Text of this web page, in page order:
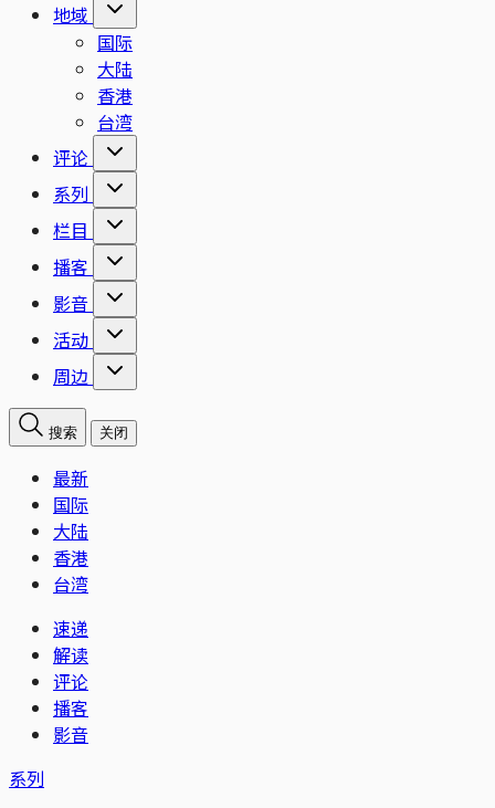
地域
国际
大陆
香港
台湾
评论
系列
栏目
播客
影音
活动
周边
搜索 关闭
最新
国际
大陆
香港
台湾
速递
解读
评论
播客
影音
系列